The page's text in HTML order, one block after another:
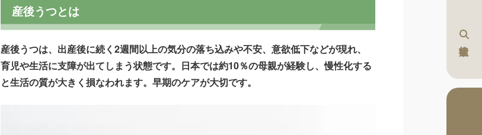
産後うつとは
産後うつは、出産後に続く2週間以上の気分の落ち込みや不安、意欲低下などが現れ、
育児や生活に支障が出てしまう状態です。日本では約10％の母親が経験し、慢性化する
と生活の質が大きく損なわれます。早期のケアが大切です。